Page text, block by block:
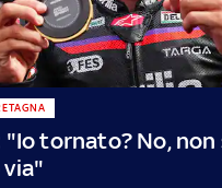
tornato? No, non